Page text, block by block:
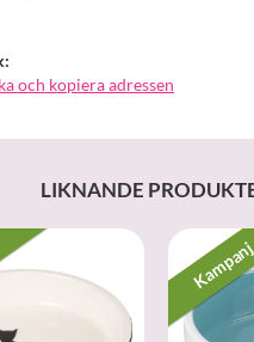
och kopiera adressen
LIKNANDE